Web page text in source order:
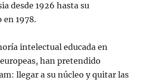
desde 1926 hasta su
1978.
intelectual educada en
han pretendido
llegar a su núcleo y quitar las